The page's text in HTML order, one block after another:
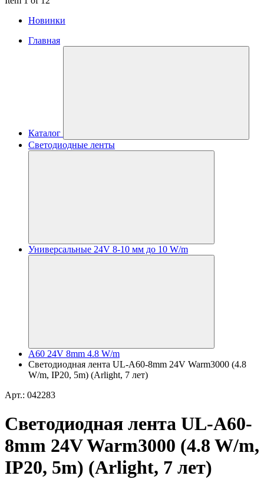
Новинки
Главная
Каталог
Светодиодные ленты
Универсальные 24V 8-10 мм до 10 W/m
A60 24V 8mm 4.8 W/m
Светодиодная лента UL-A60-8mm 24V Warm3000 (4.8
W/m, IP20, 5m) (Arlight, 7 лет)
Арт.: 042283
Светодиодная лента UL-A60-
8mm 24V Warm3000 (4.8 W/m,
IP20, 5m) (Arlight, 7 лет)